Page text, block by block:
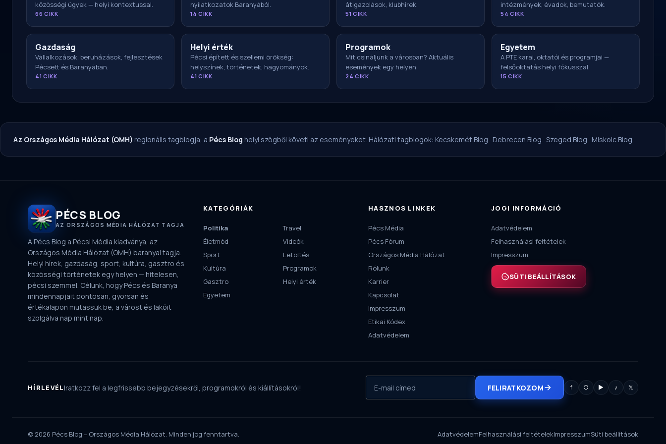
közösségi ügyek — helyi kontextussal.
66 CIKK
nyilatkozatok Baranyából.
14 CIKK
átigazolások, klubhírek.
51 CIKK
intézmények, évadok, bemutatók.
54 CIKK
Gazdaság
Vállalkozások, beruházások, fejlesztések
Pécsett és Baranyában.
41 CIKK
Helyi érték
Pécsi épített és szellemi örökség:
helyszínek, történetek, hagyományok.
41 CIKK
Programok
Mit csináljunk a városban? Aktuális
események egy helyen.
24 CIKK
Egyetem
A PTE karai, oktatói és programjai —
felsőoktatás helyi fókusszal.
15 CIKK
Az Országos Média Hálózat (OMH) regionális tagblogja, a Pécs Blog helyi szögből követi az eseményeket. Hálózati tagblogok: Kecskemét Blog · Debrecen Blog · Szeged Blog · Miskolc Blog.
PÉCS BLOG
AZ ORSZÁGOS MÉDIA HÁLÓZAT TAGJA
A Pécs Blog a Pécsi Média kiadványa, az
Országos Média Hálózat (OMH) baranyai tagja.
Helyi hírek, gazdaság, sport, kultúra, gasztro és
közösségi történetek egy helyen — hitelesen,
pécsi szemmel. Célunk, hogy Pécs és Baranya
mindennapjait pontosan, gyorsan és
értékalapon mutassuk be, a várost és lakóit
szolgálva nap mint nap.
KATEGÓRIÁK
Politika
Életmód
Sport
Kultúra
Gasztro
Egyetem
Travel
Videók
Letöltés
Programok
Helyi érték
HASZNOS LINKEK
Pécs Média
Pécs Fórum
Országos Média Hálózat
Rólunk
Karrier
Kapcsolat
Impresszum
Etikai Kódex
Adatvédelem
JOGI INFORMÁCIÓ
Adatvédelem
Felhasználási feltételek
Impresszum
SÜTI BEÁLLÍTÁSOK
HÍRLEVÉLIratkozz fel a legfrissebb bejegyzésekről, programokról és kiállításokról! FELIRATKOZOM f ○ ▶ ♪ 𝕏
© 2026 Pécs Blog – Országos Média Hálózat. Minden jog fenntartva. AdatvédelemFelhasználási feltételekImpresszumSüti beállítások